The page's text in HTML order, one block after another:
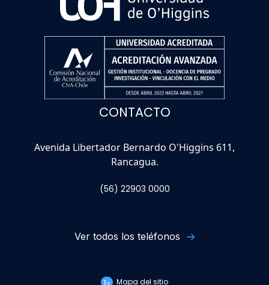
CONTACTO
Avenida Libertador Bernardo O'Higgins 611,
Rancagua.
(56) 22903 0000
Ver todos los teléfonos
Mapa del sitio